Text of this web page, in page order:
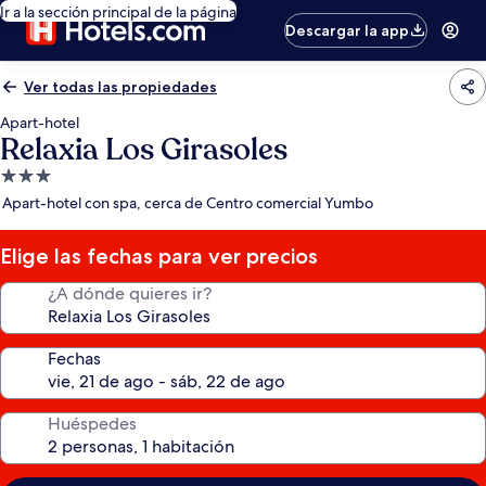
Ir a la sección principal de la página
Descargar la app
Ver todas las propiedades
Apart-hotel
Relaxia Los Girasoles
Propiedad
de
estrellas
Apart-hotel con spa, cerca de Centro comercial Yumbo
Elige las fechas para ver precios
¿A dónde quieres ir?
Fechas
Huéspedes